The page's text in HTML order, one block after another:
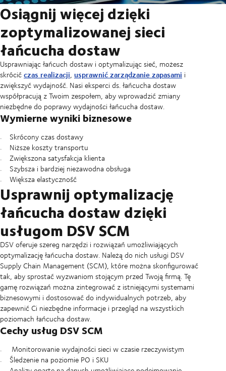
Osiągnij więcej dzięki
zoptymalizowanej sieci
łańcucha dostaw
Usprawniając łańcuch dostaw i optymalizując sieć, możesz
skrócićczas realizacji, usprawnić zarządzanie zapasami i
zwiększyć wydajność. Nasi eksperci ds. łańcucha dostaw
współpracują z Twoim zespołem, aby wprowadzić zmiany
niezbędne do poprawy wydajności łańcucha dostaw.
Wymierne wyniki biznesowe
Skrócony czas dostawy
Niższe koszty transportu
Zwiększona satysfakcja klienta
Szybsza i bardziej niezawodna obsługa
Większa elastyczność
Usprawnij optymalizację
łańcucha dostaw dzięki
usługom DSV SCM
DSV oferuje szereg narzędzi i rozwiązań umożliwiających
optymalizację łańcucha dostaw. Należą do nich usługi DSV
Supply Chain Management (SCM), które można skonfigurować
tak, aby sprostać wyzwaniom stojącym przed Twoją firmą. Tę
gamę rozwiązań można zintegrować z istniejącymi systemami
biznesowymi i dostosować do indywidualnych potrzeb, aby
zapewnić Ci niezbędne informacje i przegląd na wszystkich
poziomach łańcucha dostaw.
Cechy usług DSV SCM
Monitorowanie wydajności sieci w czasie rzeczywistym
Śledzenie na poziomie PO i SKU